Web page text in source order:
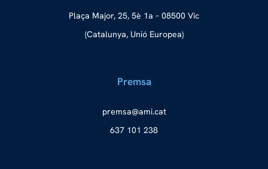
Plaça Major, 25, 5è 1a – 08500 Vic
(Catalunya, Unió Europea)
Premsa
tac.i
ma@as
merp
637 101 238